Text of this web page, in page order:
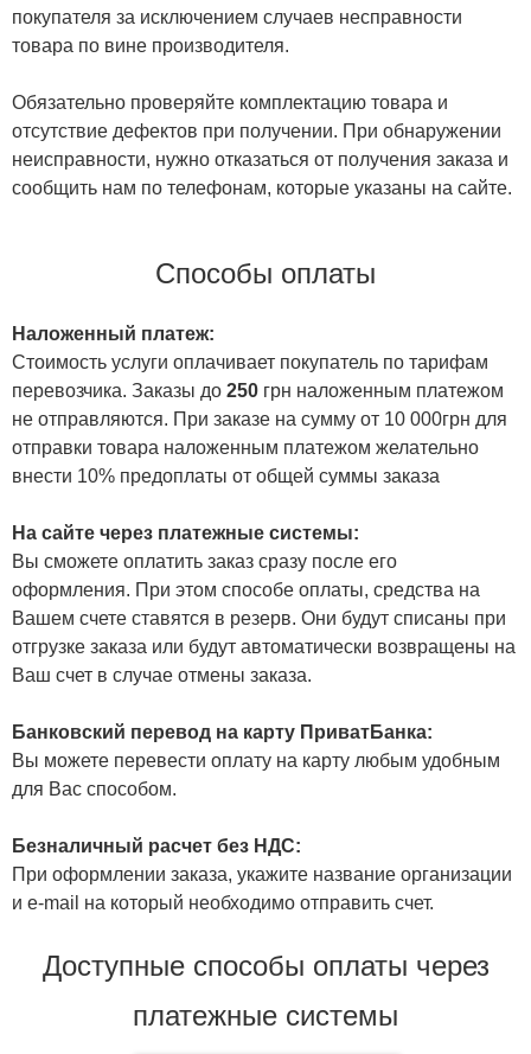
покупателя за исключением случаев несправности
товара по вине производителя.
Обязательно проверяйте комплектацию товара и
отсутствие дефектов при получении. При обнаружении
неисправности, нужно отказаться от получения заказа и
сообщить нам по телефонам, которые указаны на сайте.
Способы оплаты
Наложенный платеж:
Стоимость услуги оплачивает покупатель по тарифам
перевозчика. Заказы до 250 грн наложенным платежом
не отправляются. При заказе на сумму от 10 000грн для
отправки товара наложенным платежом желательно
внести 10% предоплаты от общей суммы заказа
На сайте через платежные системы:
Вы сможете оплатить заказ сразу после его
оформления. При этом способе оплаты, средства на
Вашем счете ставятся в резерв. Они будут списаны при
отгрузке заказа или будут автоматически возвращены на
Ваш счет в случае отмены заказа.
Банковский перевод на карту ПриватБанка:
Вы можете перевести оплату на карту любым удобным
для Вас способом.
Безналичный расчет без НДС:
При оформлении заказа, укажите название организации
и e-mail на который необходимо отправить счет.
Доступные способы оплаты через
платежные системы